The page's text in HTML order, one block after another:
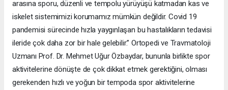
arasına sporu, düzenli ve tempolu yürüyüşü katmadan kas ve
iskelet sistemimizi korumamız mümkün değildir. Covid 19
pandemisi sürecinde hızla yaygınlaşan bu hastalıkların tedavisi
ileride çok daha zor bir hale gelebilir.” Ortopedi ve Travmatoloji
Uzmanı Prof. Dr. Mehmet Uğur Özbaydar, bununla birlikte spor
aktivitelerine dönüşte de çok dikkat etmek gerektiğini, olması
gerekenden hızlı ve yoğun bir tempoda spor aktivitelerine